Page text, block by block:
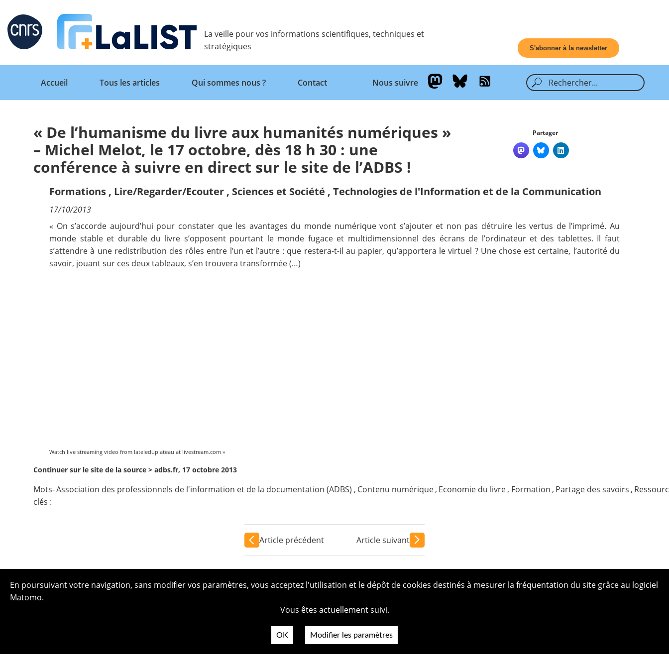
Retour
Tous les articles
Qui sommes nous ?
La veille pour vos informations scientifiques, techniques et
stratégiques
S'abonner à la newsletter
Retour
Accueil
Tous les articles Qui sommes nous ? Contact Nous suivre
« De l’humanisme du livre aux humanités numériques »
– Michel Melot, le 17 octobre, dès 18 h 30 : une
conférence à suivre en direct sur le site de l’ADBS !
Partager
Formations , Lire/Regarder/Ecouter , Sciences et Société ,Technologies de l'Information et de la Communication
17/10/2013
« On s’accorde aujourd’hui pour constater que les avantages du monde numérique vont s’ajouter et non pas détruire les vertus de l’imprimé. Au
monde stable et durable du livre s’opposent pourtant le monde fugace et multidimensionnel des écrans de l’ordinateur et des tablettes. Il faut
s’attendre à une redistribution des rôles entre l’un et l’autre : que restera-t-il au papier, qu’apportera le virtuel ? Une chose est certaine, l’autorité du
savoir, jouant sur ces deux tableaux, s’en trouvera transformée (…)
Watch live streaming video from lateleduplateau at livestream.com »
Continuer sur le site de la source >adbs.fr, 17 octobre 2013
Mots-
clés :
Association des professionnels de l'information et de la documentation (ADBS) , Contenu numérique, Economie du livre, Formation , Partage des savoirs ,
Article précédent Article suivant
En poursuivant votre navigation, sans modifier vos paramètres, vous acceptez l'utilisation et le dépôt de cookies destinés à mesurer la fréquentation du site grâce au logiciel
Matomo.
Vous êtes actuellement suivi.
OK Modifier les paramètres